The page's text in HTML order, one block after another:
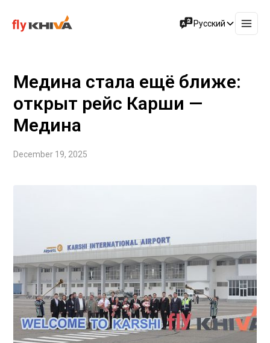
Русский
Медина стала ещё ближе:
открыт рейс Карши —
Медина
December 19, 2025